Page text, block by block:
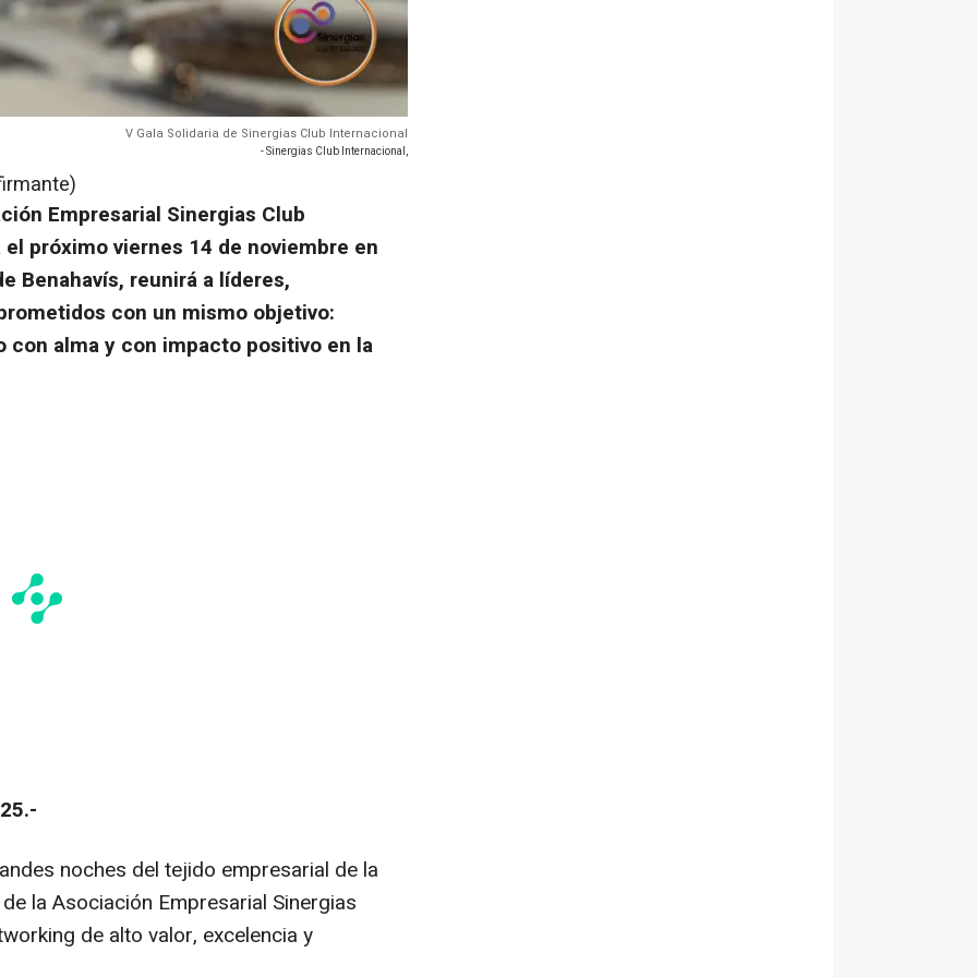
V Gala Solidaria de Sinergias Club Internacional
- Sinergias Club Internacional,
Empresarial Sinergias Club
próximo viernes 14 de noviembre en
Benahavís, reunirá a líderes,
con un mismo objetivo:
alma y con impacto positivo en la
noches del tejido empresarial de la
la Asociación Empresarial Sinergias
de alto valor, excelencia y